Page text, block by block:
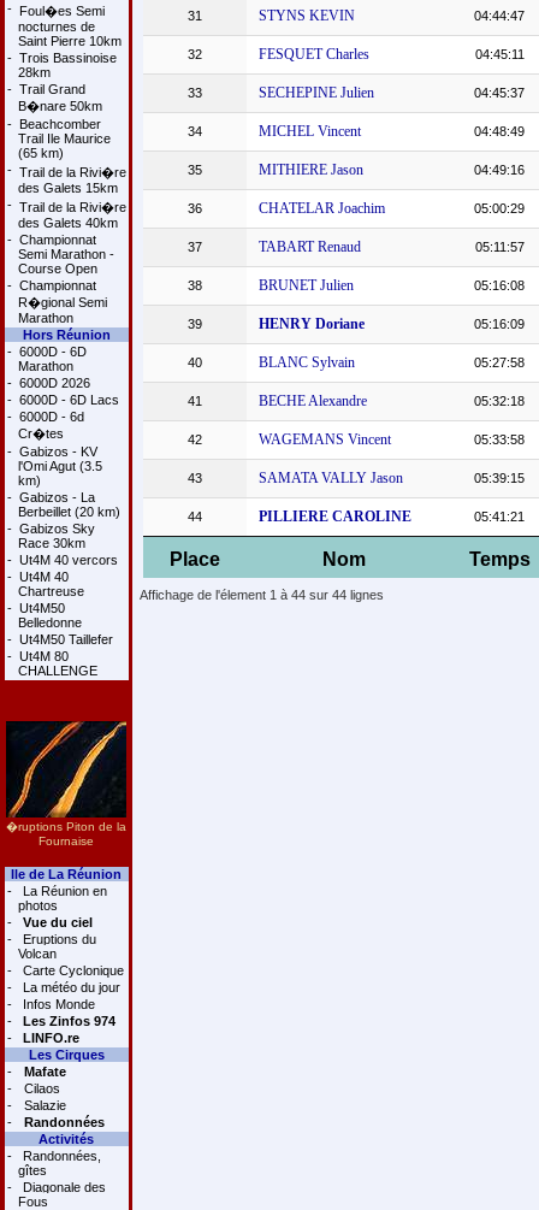
- Foul�es Semi
nocturnes de
Saint Pierre 10km
- Trois Bassinoise
28km
- Trail Grand
B�nare 50km
- Beachcomber
Trail Ile Maurice
(65 km)
- Trail de la Rivi�re
des Galets 15km
- Trail de la Rivi�re
des Galets 40km
- Championnat
Semi Marathon -
Course Open
- Championnat
R�gional Semi
Marathon
Hors Réunion
- 6000D - 6D
Marathon
- 6000D 2026
- 6000D - 6D Lacs
- 6000D - 6d
Cr�tes
- Gabizos - KV
l'Omi Agut (3.5
km)
- Gabizos - La
Berbeillet (20 km)
- Gabizos Sky
Race 30km
- Ut4M 40 vercors
- Ut4M 40
Chartreuse
- Ut4M50
Belledonne
- Ut4M50 Taillefer
- Ut4M 80
CHALLENGE
�ruptions Piton de la
Fournaise
Ile de La Réunion
-
La Réunion en
photos
-
Vue du ciel
-
Eruptions du
Volcan
-
Carte Cyclonique
-
La météo du jour
-
Infos Monde
-
Les Zinfos 974
-
LINFO.re
Les Cirques
-
Mafate
-
Cilaos
-
Salazie
-
Randonnées
Activités
-
Randonnées,
gîtes
-
Diagonale des
Fous
Place Nom Temps
31 STYNS KEVIN 04:44:47
32 FESQUET Charles 04:45:11
33 SECHEPINE Julien 04:45:37
34 MICHEL Vincent 04:48:49
35 MITHIERE Jason 04:49:16
36 CHATELAR Joachim 05:00:29
37 TABART Renaud 05:11:57
38 BRUNET Julien 05:16:08
39 HENRY Doriane 05:16:09
40 BLANC Sylvain 05:27:58
41 BECHE Alexandre 05:32:18
42 WAGEMANS Vincent 05:33:58
43 SAMATA VALLY Jason 05:39:15
44 PILLIERE CAROLINE 05:41:21
Affichage de l'élement 1 à 44 sur 44 lignes